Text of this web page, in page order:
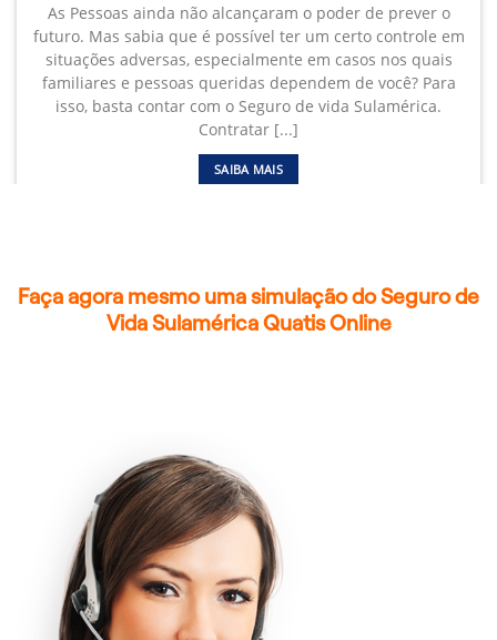
As Pessoas ainda não alcançaram o poder de prever o
futuro. Mas sabia que é possível ter um certo controle em
situações adversas, especialmente em casos nos quais
familiares e pessoas queridas dependem de você? Para
isso, basta contar com o Seguro de vida Sulamérica.
Contratar [...]
SAIBA MAIS
Faça agora mesmo uma simulação do Seguro de
Vida Sulamérica Quatis Online